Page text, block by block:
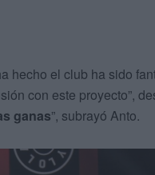
hecho el club ha sido
con este proyecto”,
ganas”, subrayó Anto.